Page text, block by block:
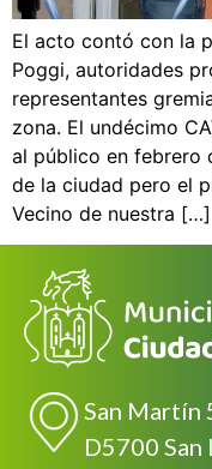
El acto contó con la
Poggi, autoridades
representantes
zona. El undécimo
al público en febrero
de la ciudad pero el
Vecino de nuestra […]
San Martín
D5700 San